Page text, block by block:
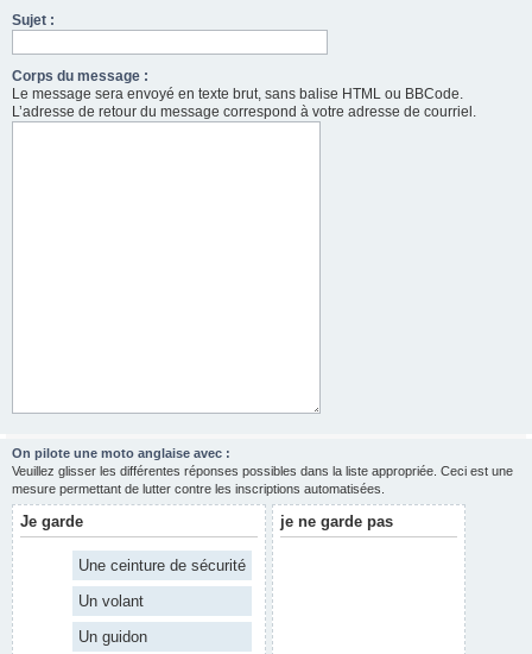
Sujet :
Corps du message :
Le message sera envoyé en texte brut, sans balise HTML ou BBCode.
L’adresse de retour du message correspond à votre adresse de courriel.
On pilote une moto anglaise avec :
Veuillez glisser les différentes réponses possibles dans la liste appropriée. Ceci est une
mesure permettant de lutter contre les inscriptions automatisées.
Je garde
Une ceinture de sécurité
Un volant
Un guidon
je ne garde pas